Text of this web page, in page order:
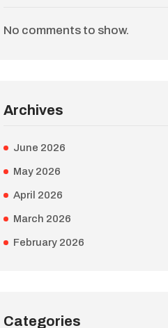
No comments to show.
Archives
June 2026
May 2026
April 2026
March 2026
February 2026
Categories